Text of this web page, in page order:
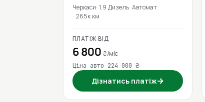
Черкаси 1.9 Дизель Автомат
265к км
ПЛАТІЖ ВІД
6 800₴/міс
Ціна авто 224 000 ₴
Дізнатись платіж→